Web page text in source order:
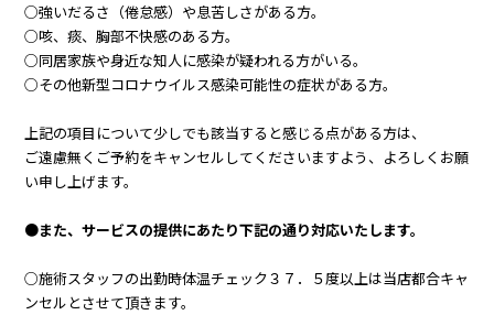
○強いだるさ（倦怠感）や息苦しさがある方。
○咳、痰、胸部不快感のある方。
○同居家族や身近な知人に感染が疑われる方がいる。
○その他新型コロナウイルス感染可能性の症状がある方。
上記の項目について少しでも該当すると感じる点がある方は、
ご遠慮無くご予約をキャンセルしてくださいますよう、よろしくお願
い申し上げます。
●また、サービスの提供にあたり下記の通り対応いたします。
○施術スタッフの出勤時体温チェック３７．５度以上は当店都合キャ
ンセルとさせて頂きます。